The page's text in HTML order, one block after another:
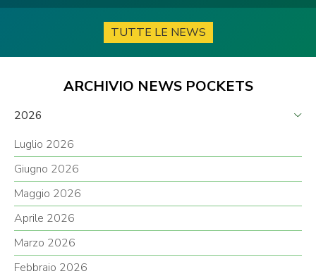
TUTTE LE NEWS
ARCHIVIO NEWS POCKETS
2026
Luglio 2026
Giugno 2026
Maggio 2026
Aprile 2026
Marzo 2026
Febbraio 2026